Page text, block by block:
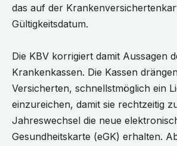
das auf der
Gültigkeitsdatum.
Die KBV korrigiert damit Aussagen
Krankenkassen. Die Kassen
Versicherten, schnellstmöglich ein
einzureichen, damit sie rechtzeitig
Jahreswechsel die neue
Gesundheitskarte (eGK) erhalten.